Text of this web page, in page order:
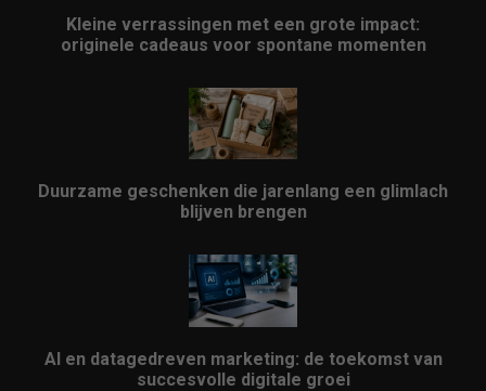
Kleine verrassingen met een grote impact:
originele cadeaus voor spontane momenten
Duurzame geschenken die jarenlang een glimlach
blijven brengen
AI en datagedreven marketing: de toekomst van
succesvolle digitale groei